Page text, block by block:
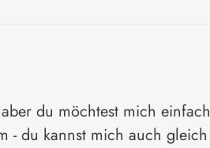
du möchtest mich einfach
- du kannst mich auch gleich